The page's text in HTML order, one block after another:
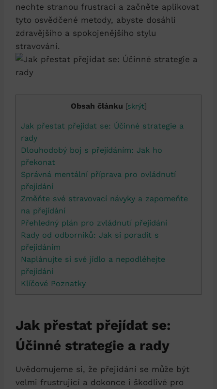
nechte stranou‍ frustraci a začněte ⁢aplikovat
tyto osvědčené metody, abyste dosáhli
zdravějšího a spokojenějšího stylu
stravování.
Obsah článku [skrýt]
Jak přestat ⁣přejídat se: Účinné strategie a
rady
Dlouhodobý boj s přejídáním: Jak ho
překonat
Správná‍ mentální příprava ‌pro ovládnutí
přejídání
Změňte své stravovací návyky a zapomeňte
na​ přejídání
Přehledný plán pro zvládnutí přejídání
Rady od odborníků: Jak si poradit s
přejídáním
Naplánujte si své jídlo a nepodléhejte
přejídání
Klíčové Poznatky
Jak přestat ⁣přejídat se:
Účinné strategie a rady
Uvědomujeme si, že přejídání se může být
velmi frustrující a dokonce i škodlivé pro